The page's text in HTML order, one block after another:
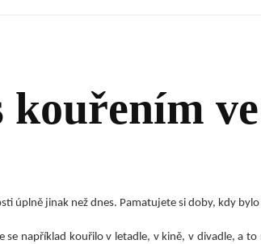
kouřením
úplně jinak než dnes. Pamatujete si doby, kdy
se například kouřilo v letadle, v kině, v divadle, a